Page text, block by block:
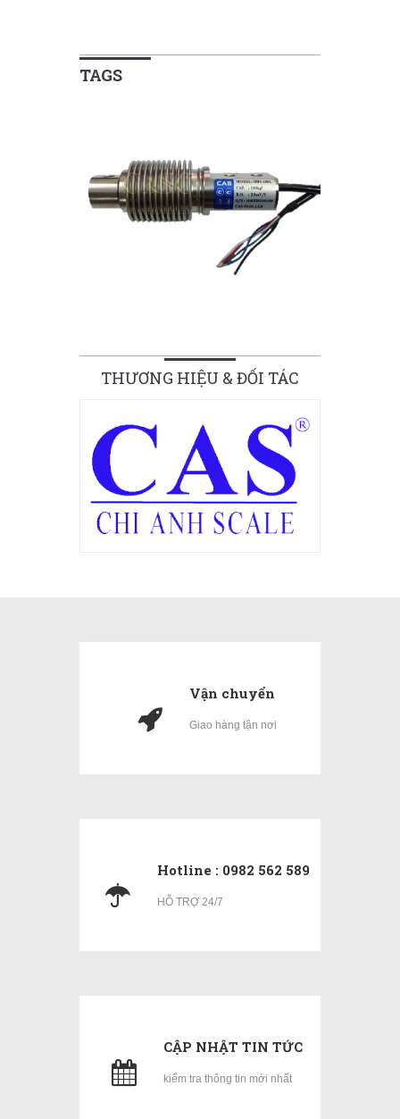
TAGS
THƯƠNG HIỆU & ĐỐI TÁC
Vận chuyển
Giao hàng tận nơi
Hotline : 0982 562 589
HỖ TRỢ 24/7
CẬP NHẬT TIN TỨC
kiểm tra thông tin mới nhất